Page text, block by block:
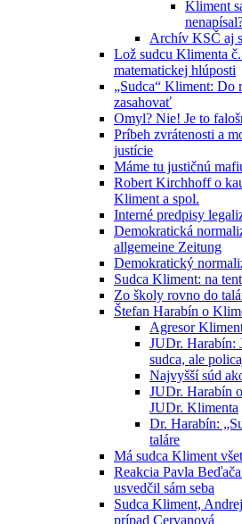
Kliment
Archív KSČ aj
Lož sudcu Klimenta
matematickej hlúposti
„Sudca“ Kliment: Do
zasahovať
Omyl? Nie! Je to
Príbeh zvrátenosti a
justície
Máme tu justičnú
Robert Kirchhoff o
Kliment a spol.
Interné predpisy
Demokratická
allgemeine Zeitung
Demokratický
Sudca Kliment: na
Zo školy rovno do
Štefan Harabín o
Agresor
JUDr. Harabín:
sudca, ale
Najvyšší súd
JUDr. Harabín
JUDr. Klimenta
Dr. Harabín:
taláre
Má sudca Kliment
Reakcia Pavla
usvedčil sám seba
Sudca Kliment,
prípad Cervanová